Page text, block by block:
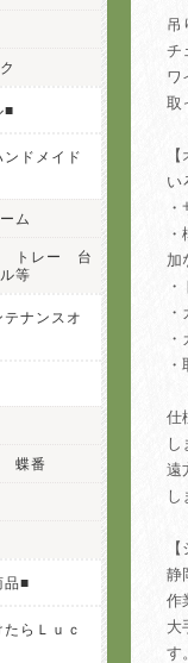
吊
チ
ワ
取
い
加
仕
し
遠
し
静
作
大
す。
■
ドメイド
ム
トレー 台
等
ナンスオ
蝶番
品■
らＬｕｃ